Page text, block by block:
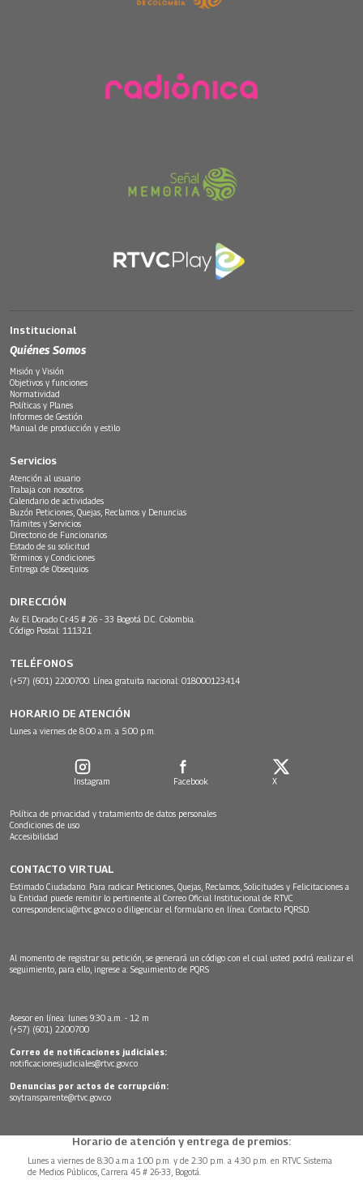
Institucional
Quiénes Somos
Misión y Visión
Objetivos y funciones
Normatividad
Políticas y Planes
Informes de Gestión
Manual de producción y estilo
Servicios
Atención al usuario
Trabaja con nosotros
Calendario de actividades
Buzón Peticiones, Quejas, Reclamos y Denuncias
Trámites y Servicios
Directorio de Funcionarios
Estado de su solicitud
Términos y Condiciones
Entrega de Obsequios
DIRECCIÓN
Av. El Dorado Cr.45 # 26 - 33 Bogotá D.C. Colombia.
Código Postal: 111321
TELÉFONOS
(+57) (601) 2200700. Línea gratuita nacional: 018000123414
HORARIO DE ATENCIÓN
Lunes a viernes de 8:00 a.m. a 5:00 p.m.
Instagram Facebook X
Política de privacidad y tratamiento de datos personales
Condiciones de uso
Accesibilidad
CONTACTO VIRTUAL
Estimado Ciudadano: Para radicar Peticiones, Quejas, Reclamos, Solicitudes y Felicitaciones a
la Entidad puede remitir lo pertinente al Correo Oficial Institucional de RTVC
correspondencia@rtvc.gov.co o diligenciar el formulario en línea: Contacto PQRSD.
Al momento de registrar su petición, se generará un código con el cual usted podrá realizar el
seguimiento, para ello, ingrese a: Seguimiento de PQRS
Asesor en línea: lunes 9:30 a.m. - 12 m
(+57) (601) 2200700
Correo de notificaciones judiciales:
notificacionesjudiciales@rtvc.gov.co
Denuncias por actos de corrupción:
soytransparente@rtvc.gov.co
Horario de atención y entrega de premios:
Lunes a viernes de 8:30 a.m.a 1:00 p.m. y de 2:30 p.m. a 4:30 p.m. en RTVC Sistema
de Medios Públicos, Carrera 45 # 26-33, Bogotá.